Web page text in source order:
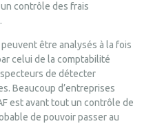
contrôle des frais
être analysés à la fois
celui de la comptabilité
de détecter
Beaucoup d’entreprises
est avant tout un contrôle de
de pouvoir passer au